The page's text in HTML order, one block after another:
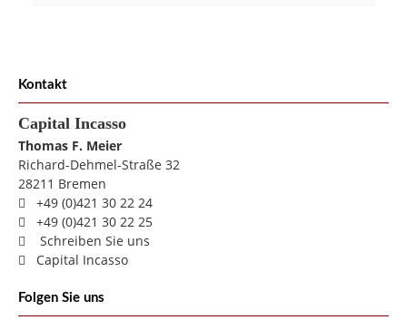
Kontakt
Capital Incasso
Thomas F. Meier
Richard-Dehmel-Straße 32
28211 Bremen
+49 (0)421 30 22 24
+49 (0)421 30 22 25
Schreiben Sie uns
Capital Incasso
Folgen Sie uns